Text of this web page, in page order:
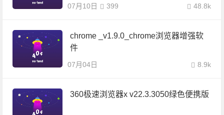
07月10日 48.8k
399
chrome _v1.9.0_chrome浏览器增强软
件
07月04日 8.9k
360极速浏览器x v22.3.3050绿色便携版